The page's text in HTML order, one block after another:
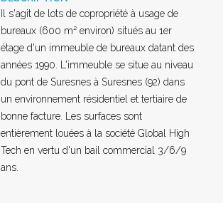
Il s'agit de lots de copropriété à usage de
bureaux (600 m² environ) situés au 1er
étage d'un immeuble de bureaux datant des
années 1990. L'immeuble se situe au niveau
du pont de Suresnes à Suresnes (92) dans
un environnement résidentiel et tertiaire de
bonne facture. Les surfaces sont
entièrement louées à la société Global High
Tech en vertu d'un bail commercial 3/6/9
ans.